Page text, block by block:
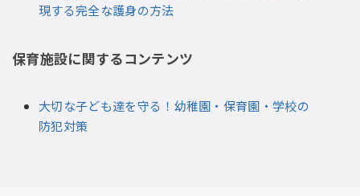
現する完全な護身の方法
保育施設に関するコンテンツ
大切な子ども達を守る！幼稚園・保育園・学校の
防犯対策